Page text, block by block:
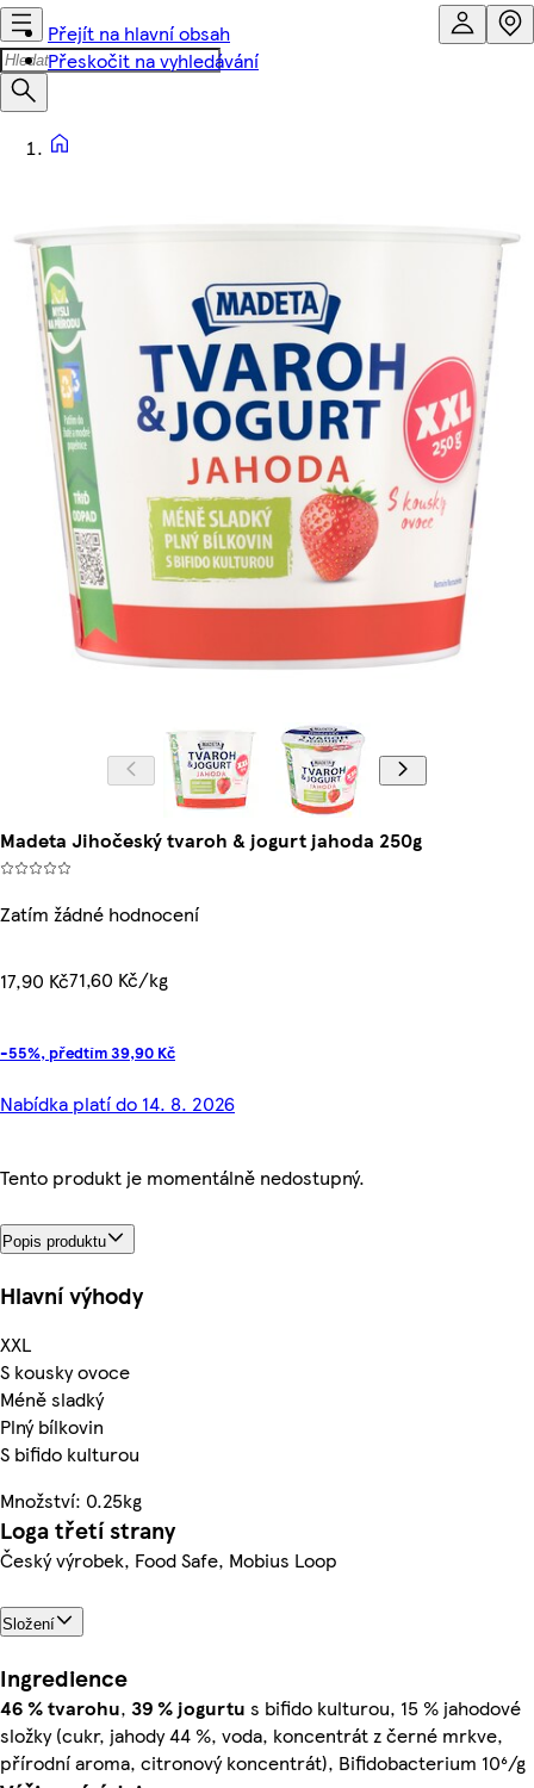
Přejít na hlavní obsah
Přeskočit na vyhledávání
Madeta Jihočeský tvaroh & jogurt jahoda 250g
Zatím žádné hodnocení
17,90 Kč71,60 Kč/kg
-55%, předtím 39,90 Kč
Nabídka platí do 14. 8. 2026
Tento produkt je momentálně nedostupný.
Popis produktu
Hlavní výhody
XXL
S kousky ovoce
Méně sladký
Plný bílkovin
S bifido kulturou
Množství: 0.25kg
Loga třetí strany
Český výrobek, Food Safe, Mobius Loop
Složení
Ingredience
46 %tvarohu, 39 % jogurtu s bifido kulturou, 15 % jahodové
složky (cukr, jahody 44 %, voda, koncentrát z černé mrkve,
přírodní aroma, citronový koncentrát), Bifidobacterium 10⁶/g